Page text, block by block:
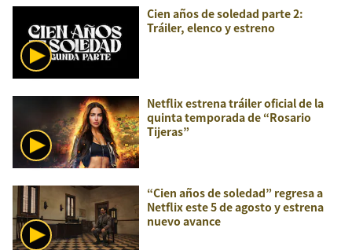
Cien años de soledad parte 2:
Tráiler, elenco y estreno
Netflix estrena tráiler oficial de la
quinta temporada de “Rosario
Tijeras”
“Cien años de soledad” regresa a
Netflix este 5 de agosto y estrena
nuevo avance